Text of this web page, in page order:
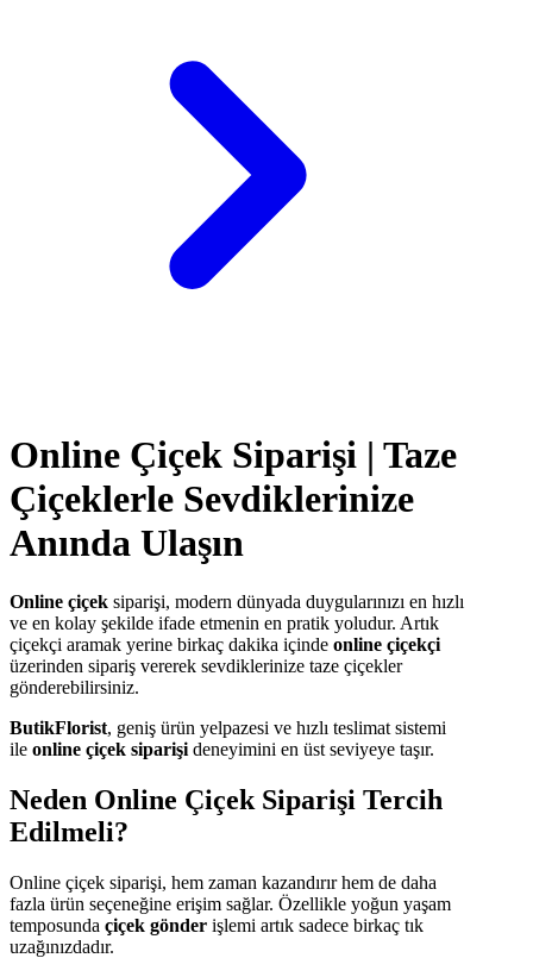
Online Çiçek Siparişi | Taze
Çiçeklerle Sevdiklerinize
Anında Ulaşın
Online çiçek siparişi, modern dünyada duygularınızı en hızlı
ve en kolay şekilde ifade etmenin en pratik yoludur. Artık
çiçekçi aramak yerine birkaç dakika içinde online çiçekçi
üzerinden sipariş vererek sevdiklerinize taze çiçekler
gönderebilirsiniz.
ButikFlorist, geniş ürün yelpazesi ve hızlı teslimat sistemi
ile online çiçek siparişi deneyimini en üst seviyeye taşır.
Neden Online Çiçek Siparişi Tercih
Edilmeli?
Online çiçek siparişi, hem zaman kazandırır hem de daha
fazla ürün seçeneğine erişim sağlar. Özellikle yoğun yaşam
temposunda çiçek gönder işlemi artık sadece birkaç tık
uzağınızdadır.